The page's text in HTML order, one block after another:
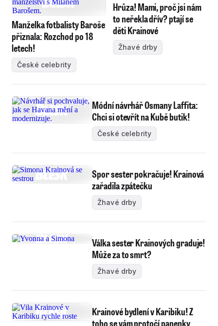
Manželka fotbalisty Baroše
přiznala: Rozchod po 18
letech!
České celebrity
Hrůza! Mami, proč jsi nám
to neřekla dřív? ptají se
děti Krainové
Žhavé drby
Módní návrhář Osmany Laffita:
Chci si otevřít na Kubě butik!
České celebrity
Spor sester pokračuje! Krainová
zařadila zpátečku
Žhavé drby
Válka sester Krainových graduje!
Může za to smrt?
Žhavé drby
Krainové bydlení v Karibiku! Z
toho se vám protočí panenky